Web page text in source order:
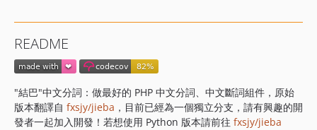
0.18
0.17
dev-claude/issue-99-20251020-0821
dev-claude/issue-99-20251020-0832
README
"結巴"中文分詞：做最好的 PHP 中文分詞、中文斷詞組件，原始
版本翻譯自 fxsjy/jieba ，目前已經為一個獨立分支，請有興趣的開
發者一起加入開發！若想使用 Python 版本請前往 fxsjy/jieba